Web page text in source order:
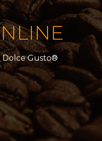
Gusto®